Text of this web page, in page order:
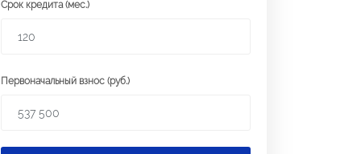
Срок кредита (мес.)
Первоначальный взнос (руб.)